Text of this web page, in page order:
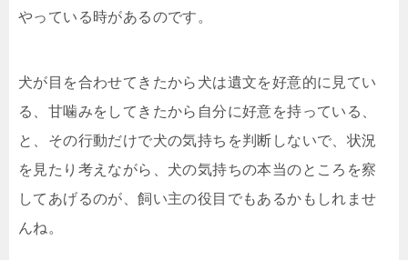
やっている時があるのです。
犬が目を合わせてきたから犬は遺文を好意的に見てい
る、甘噛みをしてきたから自分に好意を持っている、
と、その行動だけで犬の気持ちを判断しないで、状況
を見たり考えながら、犬の気持ちの本当のところを察
してあげるのが、飼い主の役目でもあるかもしれませ
んね。